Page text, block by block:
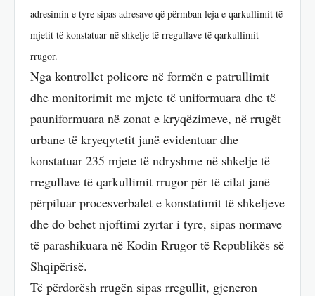
adresimin e tyre sipas adresave që përmban leja e qarkullimit të
mjetit të konstatuar në shkelje të rregullave të qarkullimit
rrugor.
Nga kontrollet policore në formën e patrullimit
dhe monitorimit me mjete të uniformuara dhe të
pauniformuara në zonat e kryqëzimeve, në rrugët
urbane të kryeqytetit janë evidentuar dhe
konstatuar 235 mjete të ndryshme në shkelje të
rregullave të qarkullimit rrugor për të cilat janë
përpiluar procesverbalet e konstatimit të shkeljeve
dhe do behet njoftimi zyrtar i tyre, sipas normave
të parashikuara në Kodin Rrugor të Republikës së
Shqipërisë.
Të përdorësh rrugën sipas rregullit, gjeneron